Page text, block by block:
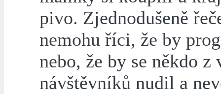
pivo. Zjednodušeně
nemohu říci, že by
nebo, že by se někdo
návštěvníků nudil a